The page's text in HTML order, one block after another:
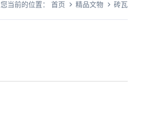
您当前的位置： 首页 精品文物 砖瓦